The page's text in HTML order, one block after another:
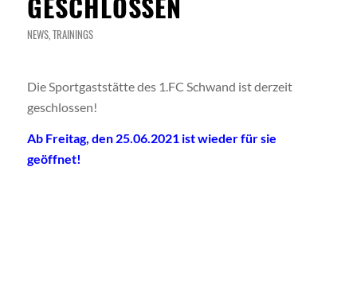
NEWS,TRAININGS
Die Sportgaststätte des 1.FC Schwand ist derzeit
geschlossen!
Ab Freitag, den 25.06.2021 ist wieder für sie
geöffnet!